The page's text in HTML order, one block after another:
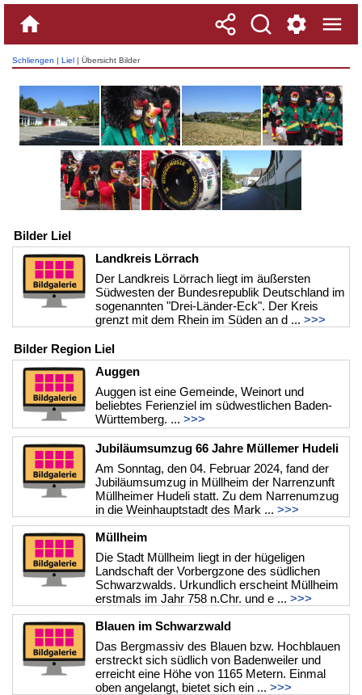
Schliengen | Liel | Übersicht Bilder
Bilder Liel
Landkreis Lörrach
Der Landkreis Lörrach liegt im äußersten
Südwesten der Bundesrepublik Deutschland im
sogenannten "Drei-Länder-Eck". Der Kreis
grenzt mit dem Rhein im Süden an d ... >>>
Bilder Region Liel
Auggen
Auggen ist eine Gemeinde, Weinort und
beliebtes Ferienziel im südwestlichen Baden-
Württemberg. ... >>>
Jubiläumsumzug 66 Jahre Müllemer Hudeli
Am Sonntag, den 04. Februar 2024, fand der
Jubiläumsumzug in Müllheim der Narrenzunft
Müllheimer Hudeli statt. Zu dem Narrenumzug
in die Weinhauptstadt des Mark ... >>>
Müllheim
Die Stadt Müllheim liegt in der hügeligen
Landschaft der Vorbergzone des südlichen
Schwarzwalds. Urkundlich erscheint Müllheim
erstmals im Jahr 758 n.Chr. und e ... >>>
Blauen im Schwarzwald
Das Bergmassiv des Blauen bzw. Hochblauen
erstreckt sich südlich von Badenweiler und
erreicht eine Höhe von 1165 Metern. Einmal
oben angelangt, bietet sich ein ... >>>